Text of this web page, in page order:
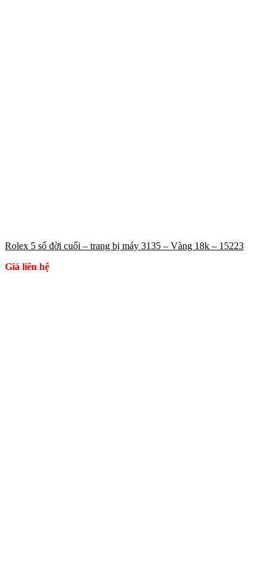
Rolex 5 số đời cuối – trang bị máy 3135 – Vàng 18k – 15223
Giá liên hệ